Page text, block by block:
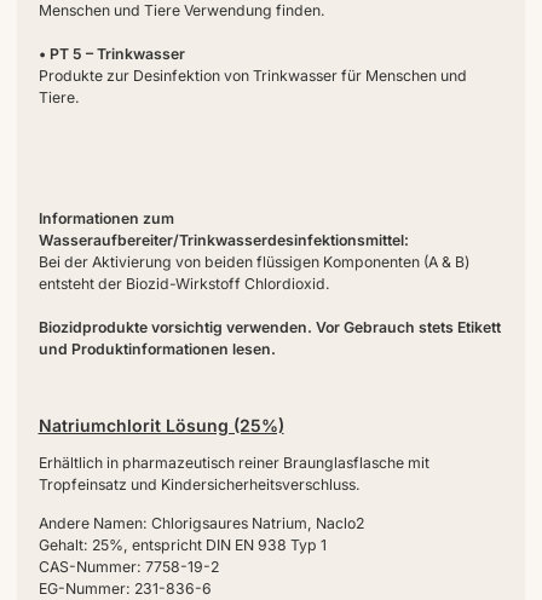
Menschen und Tiere Verwendung finden.
• PT 5 – Trinkwasser
Produkte zur Desinfektion von Trinkwasser für Menschen und
Tiere.
Informationen zum
Wasseraufbereiter/Trinkwasserdesinfektionsmittel:
Bei der Aktivierung von beiden flüssigen Komponenten (A & B)
entsteht der Biozid-Wirkstoff Chlordioxid.
Biozidprodukte vorsichtig verwenden. Vor Gebrauch stets Etikett
und Produktinformationen lesen.
Natriumchlorit Lösung (25%)
Erhältlich in pharmazeutisch reiner Braunglasflasche mit
Tropfeinsatz und Kindersicherheitsverschluss.
Andere Namen: Chlorigsaures Natrium, Naclo2
Gehalt: 25%, entspricht DIN EN 938 Typ 1
CAS-Nummer: 7758-19-2
EG-Nummer: 231-836-6